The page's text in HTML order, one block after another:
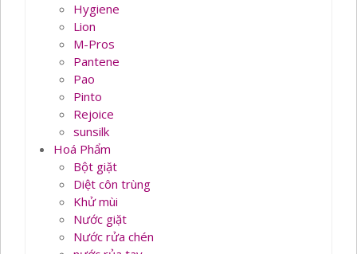
Hygiene
Lion
M-Pros
Pantene
Pao
Pinto
Rejoice
sunsilk
Hoá Phẩm
Bột giặt
Diệt côn trùng
Khử mùi
Nước giặt
Nước rửa chén